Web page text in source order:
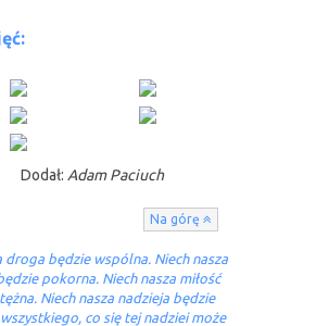
Dodał: Adam Paciuch
Na górę
dro­ga będzie wspólna. Niech nasza
po­kor­na. Niech nasza miłość
Niech nasza nadzieja będzie
co się tej nadziei może